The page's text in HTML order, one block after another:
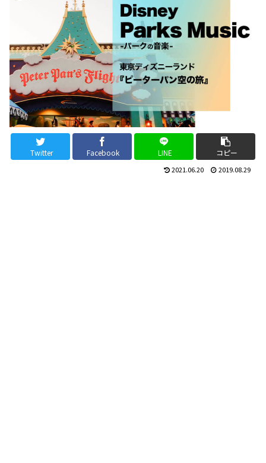
Twitter Facebook LINE コピー
2021.06.20 2019.08.29